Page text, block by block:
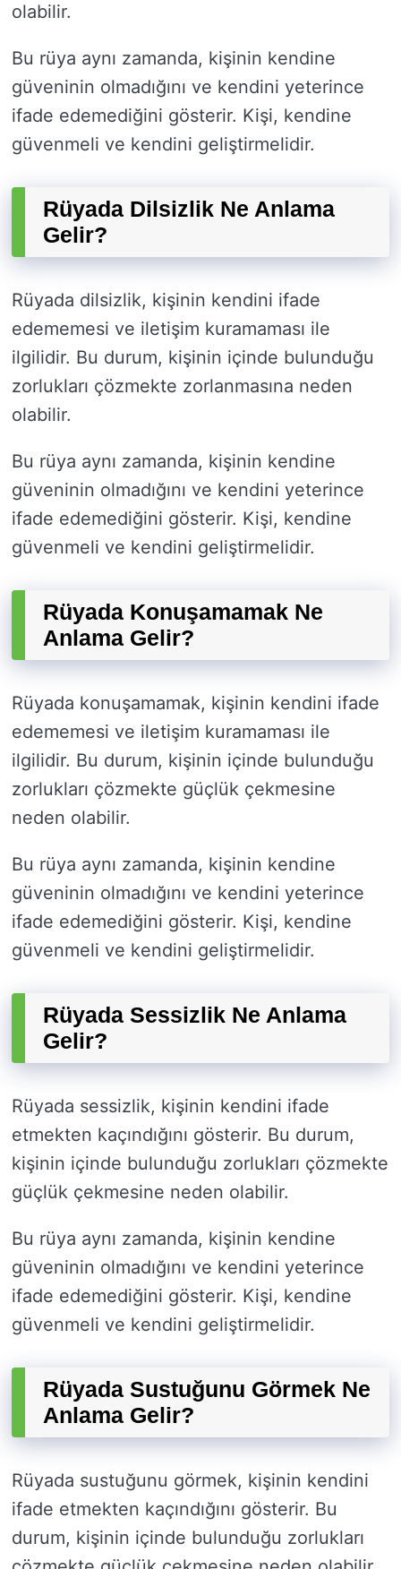
olabilir.
Bu rüya aynı zamanda, kişinin kendine
güveninin olmadığını ve kendini yeterince
ifade edemediğini gösterir. Kişi, kendine
güvenmeli ve kendini geliştirmelidir.
Rüyada Dilsizlik Ne Anlama
Gelir?
Rüyada dilsizlik, kişinin kendini ifade
edememesi ve iletişim kuramaması ile
ilgilidir. Bu durum, kişinin içinde bulunduğu
zorlukları çözmekte zorlanmasına neden
olabilir.
Bu rüya aynı zamanda, kişinin kendine
güveninin olmadığını ve kendini yeterince
ifade edemediğini gösterir. Kişi, kendine
güvenmeli ve kendini geliştirmelidir.
Rüyada Konuşamamak Ne
Anlama Gelir?
Rüyada konuşamamak, kişinin kendini ifade
edememesi ve iletişim kuramaması ile
ilgilidir. Bu durum, kişinin içinde bulunduğu
zorlukları çözmekte güçlük çekmesine
neden olabilir.
Bu rüya aynı zamanda, kişinin kendine
güveninin olmadığını ve kendini yeterince
ifade edemediğini gösterir. Kişi, kendine
güvenmeli ve kendini geliştirmelidir.
Rüyada Sessizlik Ne Anlama
Gelir?
Rüyada sessizlik, kişinin kendini ifade
etmekten kaçındığını gösterir. Bu durum,
kişinin içinde bulunduğu zorlukları çözmekte
güçlük çekmesine neden olabilir.
Bu rüya aynı zamanda, kişinin kendine
güveninin olmadığını ve kendini yeterince
ifade edemediğini gösterir. Kişi, kendine
güvenmeli ve kendini geliştirmelidir.
Rüyada Sustuğunu Görmek Ne
Anlama Gelir?
Rüyada sustuğunu görmek, kişinin kendini
ifade etmekten kaçındığını gösterir. Bu
durum, kişinin içinde bulunduğu zorlukları